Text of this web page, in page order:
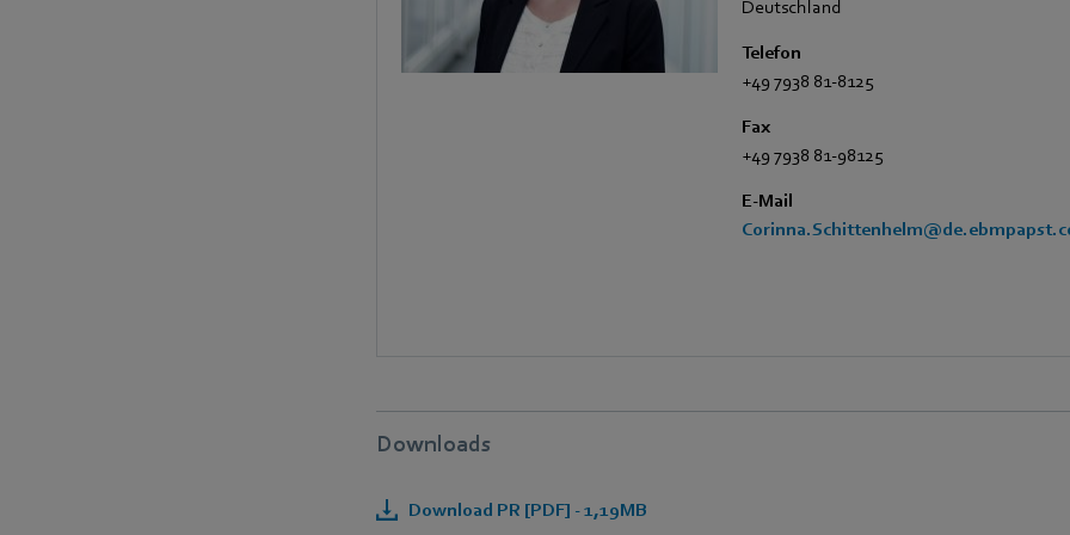
Deutschland
Telefon
+49 7938 81-8125
Fax
+49 7938 81-98125
E-Mail
Downloads
Download PR [PDF] - 1,19MB